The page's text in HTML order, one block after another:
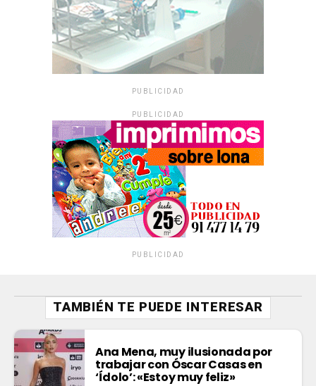
PUBLICIDAD
PUBLICIDAD
PUBLICIDAD
TAMBIÉN TE PUEDE INTERESAR
Ana Mena, muy ilusionada por
trabajar con Óscar Casas en
‘Ídolo’: «Estoy muy feliz»